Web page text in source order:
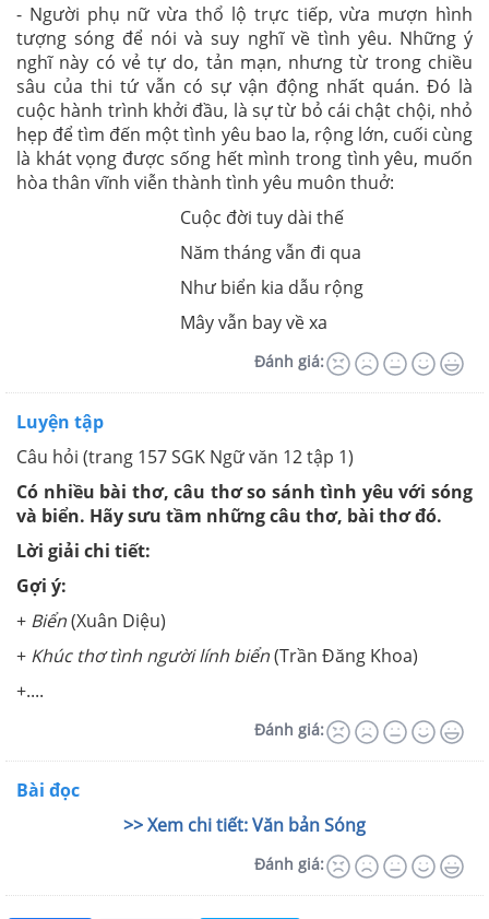
- Người phụ nữ vừa thổ lộ trực tiếp, vừa mượn hình
tượng sóng để nói và suy nghĩ về tình yêu. Những ý
nghĩ này có vẻ tự do, tản mạn, nhưng từ trong chiều
sâu của thi tứ vẫn có sự vận động nhất quán. Đó là
cuộc hành trình khởi đầu, là sự từ bỏ cái chật chội, nhỏ
hẹp để tìm đến một tình yêu bao la, rộng lớn, cuối cùng
là khát vọng được sống hết mình trong tình yêu, muốn
hòa thân vĩnh viễn thành tình yêu muôn thuở:
Cuộc đời tuy dài thế
Năm tháng vẫn đi qua
Như biển kia dẫu rộng
Mây vẫn bay về xa
Đánh giá:
Luyện tập
Câu hỏi (trang 157 SGK Ngữ văn 12 tập 1)
Có nhiều bài thơ, câu thơ so sánh tình yêu với sóng
và biển. Hãy sưu tầm những câu thơ, bài thơ đó.
Lời giải chi tiết:
Gợi ý:
+ Biển(Xuân Diệu)
+ Khúc thơ tình người lính biển(Trần Đăng Khoa)
+....
Đánh giá:
Bài đọc
>> Xem chi tiết: Văn bản Sóng
Đánh giá: